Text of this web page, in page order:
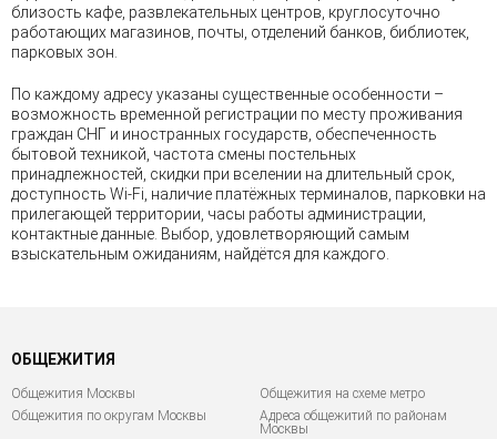
близость кафе, развлекательных центров, круглосуточно
работающих магазинов, почты, отделений банков, библиотек,
парковых зон.
По каждому адресу указаны существенные особенности –
возможность временной регистрации по месту проживания
граждан СНГ и иностранных государств, обеспеченность
бытовой техникой, частота смены постельных
принадлежностей, скидки при вселении на длительный срок,
доступность Wi-Fi, наличие платёжных терминалов, парковки на
прилегающей территории, часы работы администрации,
контактные данные. Выбор, удовлетворяющий самым
взыскательным ожиданиям, найдётся для каждого.
ОБЩЕЖИТИЯ
Общежития Москвы
Общежития на схеме метро
Общежития по округам Москвы
Адреса общежитий по районам
Москвы